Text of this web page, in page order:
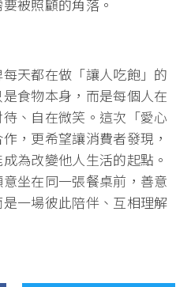
被照顧的角落。
天都在做「讓人吃飽」的
食物本身，而是每個人在
、自在微笑。這次「愛心
，更希望讓消費者發現，
為改變他人生活的起點。
坐在同一張餐桌前，善意
一場彼此陪伴、互相理解